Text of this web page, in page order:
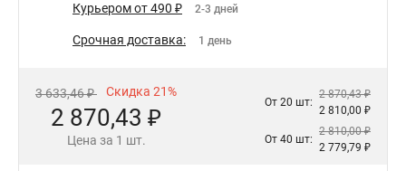
Курьером от 490 ₽ 2-3 дней
Срочная доставка: 1 день
3 633,46 ₽ Скидка 21%
2 870,43 ₽
Цена за 1 шт.
От 20 шт:
2 870,43 ₽
2 810,00 ₽
От 40 шт:
2 810,00 ₽
2 779,79 ₽